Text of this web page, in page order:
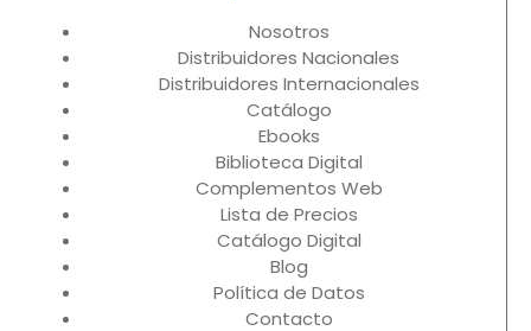
Nosotros
Distribuidores Nacionales
Distribuidores Internacionales
Catálogo
Ebooks
Biblioteca Digital
Complementos Web
Lista de Precios
Catálogo Digital
Blog
Política de Datos
Contacto